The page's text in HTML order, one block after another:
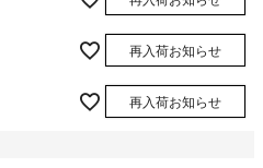
再入荷お知らせ
再入荷お知らせ